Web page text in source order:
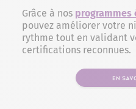
Grâce à nos programmes
pouvez améliorer votre
rythme tout en validant
certifications reconnues.
EN